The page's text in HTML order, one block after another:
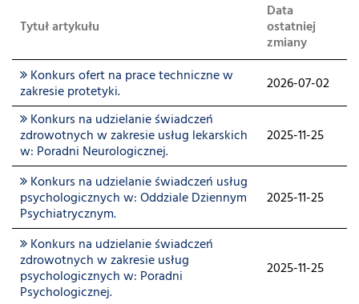
Tytuł artykułu
Data
ostatniej
zmiany
Konkurs ofert na prace techniczne w
zakresie protetyki.
2026-07-02
Konkurs na udzielanie świadczeń
zdrowotnych w zakresie usług lekarskich
w: Poradni Neurologicznej.
2025-11-25
Konkurs na udzielanie świadczeń usług
psychologicznych w: Oddziale Dziennym
Psychiatrycznym.
2025-11-25
Konkurs na udzielanie świadczeń
zdrowotnych w zakresie usług
psychologicznych w: Poradni
Psychologicznej.
2025-11-25